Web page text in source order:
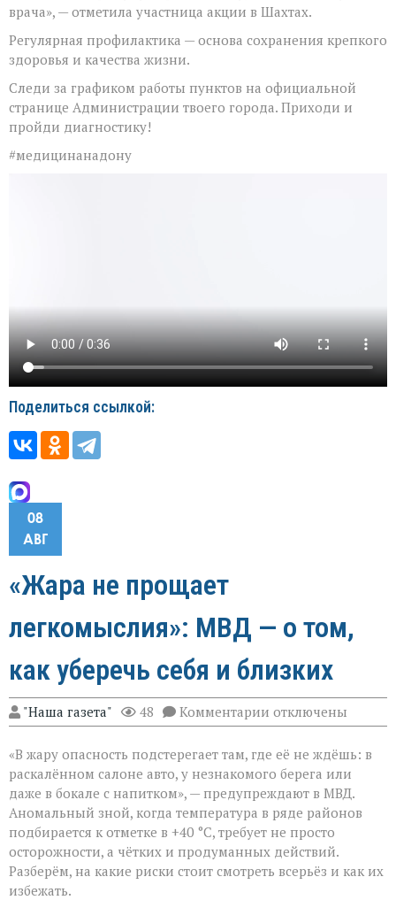
врача», — отметила участница акции в Шахтах.
Регулярная профилактика — основа сохранения крепкого
здоровья и качества жизни.
Следи за графиком работы пунктов на официальной
странице Администрации твоего города. Приходи и
пройди диагностику!
#медицинанадону
Поделиться ссылкой:
08
АВГ
«Жара не прощает
легкомыслия»: МВД — о том,
как уберечь себя и близких
"Наша газета" 48 Комментарии к
записи
не
прощает
легкомыслия»:
МВД — о
том,
как
уберечь
себя
и
отключены
«В жару опасность подстерегает там, где её не ждёшь: в
раскалённом салоне авто, у незнакомого берега или
даже в бокале с напитком», — предупреждают в МВД.
Аномальный зной, когда температура в ряде районов
подбирается к отметке в +40 °C, требует не просто
осторожности, а чётких и продуманных действий.
Разберём, на какие риски стоит смотреть всерьёз и как их
избежать.